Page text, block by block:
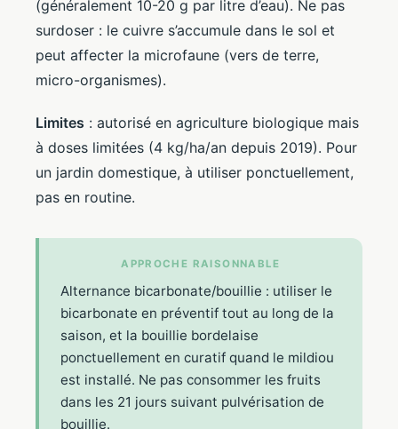
(généralement 10-20 g par litre d’eau). Ne pas
surdoser : le cuivre s’accumule dans le sol et
peut affecter la microfaune (vers de terre,
micro-organismes).
Limites : autorisé en agriculture biologique mais
à doses limitées (4 kg/ha/an depuis 2019). Pour
un jardin domestique, à utiliser ponctuellement,
pas en routine.
APPROCHE RAISONNABLE
Alternance bicarbonate/bouillie : utiliser le
bicarbonate en préventif tout au long de la
saison, et la bouillie bordelaise
ponctuellement en curatif quand le mildiou
est installé. Ne pas consommer les fruits
dans les 21 jours suivant pulvérisation de
bouillie.